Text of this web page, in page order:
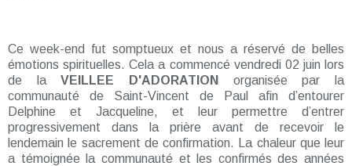
Ce week-end fut somptueux et nous a réservé de belles
émotions spirituelles. Cela a commencé vendredi 02 juin lors
de laVEILLEE D'ADORATION
organisée par la
communauté de Saint-Vincent de Paul afin d’entourer
Delphine et Jacqueline, et leur permettre d’entrer
progressivement dans la prière avant de recevoir le
lendemain le sacrement de confirmation. La chaleur que leur
a témoignée la communauté et les confirmés des années